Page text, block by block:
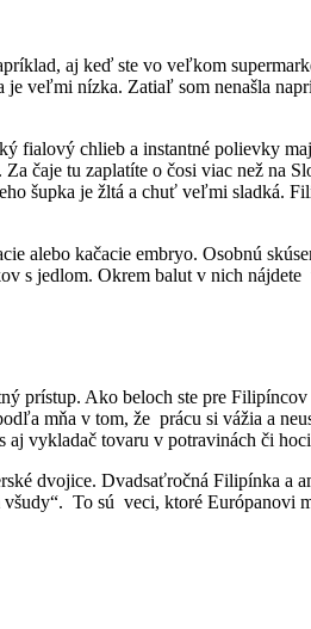
aj keď ste vo veľkom
veľmi nízka. Zatiaľ som nenašla
fialový chlieb a instantné polievky
čaje tu zaplatíte o čosi viac než na
šupka je žltá a chuť veľmi sladká.
alebo kačacie embryo. Osobnú
jedlom. Okrem balut v nich nájdete
prístup. Ako beloch ste pre
mňa v tom, že prácu si vážia a
vykladač tovaru v potravinách či
dvojice. Dvadsaťročná Filipínka a
To sú veci, ktoré Európanovi